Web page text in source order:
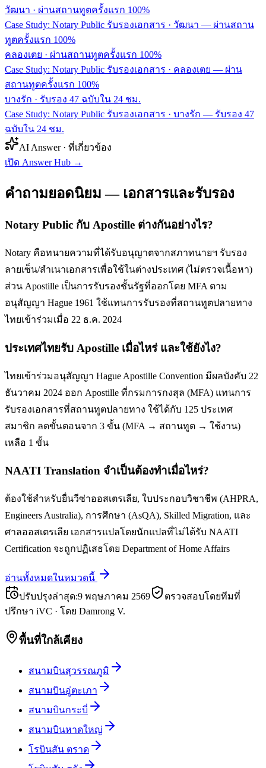
วัฒนา · ผ่านสถานทูตครั้งแรก 100%
Case Study: Notary Public รับรองเอกสาร · วัฒนา — ผ่านสถาน
ทูตครั้งแรก 100%
คลองเตย · ผ่านสถานทูตครั้งแรก 100%
Case Study: Notary Public รับรองเอกสาร · คลองเตย — ผ่าน
สถานทูตครั้งแรก 100%
บางรัก · รับรอง 47 ฉบับใน 24 ชม.
Case Study: Notary Public รับรองเอกสาร · บางรัก — รับรอง 47
ฉบับใน 24 ชม.
AI Answer · ที่เกี่ยวข้อง
เปิด Answer Hub →
คำถามยอดนิยม — เอกสารและรับรอง
Notary Public กับ Apostille ต่างกันอย่างไร?
Notary คือทนายความที่ได้รับอนุญาตจากสภาทนายฯ รับรอง
ลายเซ็น/สำเนาเอกสารเพื่อใช้ในต่างประเทศ (ไม่ตรวจเนื้อหา)
ส่วน Apostille เป็นการรับรองชั้นรัฐที่ออกโดย MFA ตาม
อนุสัญญา Hague 1961 ใช้แทนการรับรองที่สถานทูตปลายทาง
ไทยเข้าร่วมเมื่อ 22 ธ.ค. 2024
ประเทศไทยรับ Apostille เมื่อไหร่ และใช้ยังไง?
ไทยเข้าร่วมอนุสัญญา Hague Apostille Convention มีผลบังคับ 22
ธันวาคม 2024 ออก Apostille ที่กรมการกงสุล (MFA) แทนการ
รับรองเอกสารที่สถานทูตปลายทาง ใช้ได้กับ 125 ประเทศ
สมาชิก ลดขั้นตอนจาก 3 ขั้น (MFA → สถานทูต → ใช้งาน)
เหลือ 1 ขั้น
NAATI Translation จำเป็นต้องทำเมื่อไหร่?
ต้องใช้สำหรับยื่นวีซ่าออสเตรเลีย, ใบประกอบวิชาชีพ (AHPRA,
Engineers Australia), การศึกษา (AsQA), Skilled Migration, และ
ศาลออสเตรเลีย เอกสารแปลโดยนักแปลที่ไม่ได้รับ NAATI
Certification จะถูกปฏิเสธโดย Department of Home Affairs
อ่านทั้งหมดในหมวดนี้
ปรับปรุงล่าสุด:9 พฤษภาคม 2569
ตรวจสอบโดยทีมที่
ปรึกษา iVC · โดย Damrong V.
พื้นที่ใกล้เคียง
สนามบินสุวรรณภูมิ
สนามบินอู่ตะเภา
สนามบินกระบี่
สนามบินหาดใหญ่
โรบินสัน ตราด